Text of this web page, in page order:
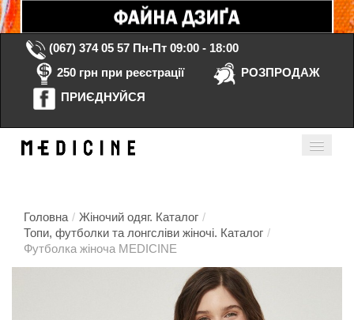
(067) 374 05 57 Пн-Пт 09:00 - 18:00
250 грн при реєстрації
РОЗПРОДАЖ
ПРИЄДНУЙСЯ
Головна / Жіночий одяг. Каталог /
Топи, футболки та лонгсліви жіночі. Каталог /
Футболка жіноча MEDICINE